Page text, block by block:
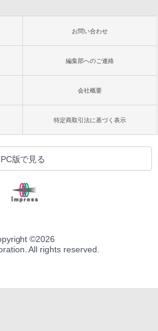
お問い合わせ
編集部へのご連絡
会社概要
特定商取引法に基づく表示
PC版で見る
©2026
All rights reserved.